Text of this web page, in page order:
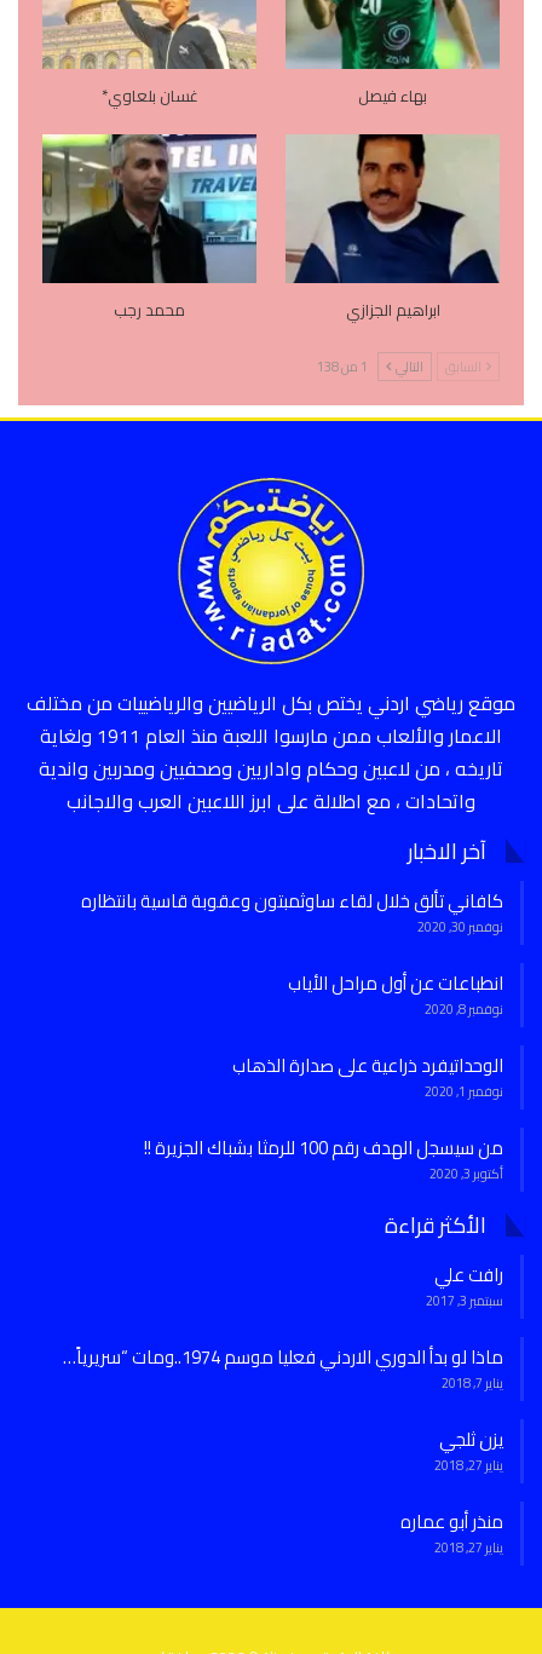
بهاء فيصل غسان بلعاوي*
ابراهيم الجزازي محمد رجب
السابق التالي 1 من 138
موقع رياضي اردني يختص بكل الرياضيين والرياضييات من مختلف
الاعمار والألعاب ممن مارسوا اللعبة منذ العام 1911 ولغاية
تاريخه ، من لاعبين وحكام واداريين وصحفيين ومدربين واندية
واتحادات ، مع اطلالة على ابرز اللاعبين العرب والاجانب
آخر الاخبار
كافاني تألق خلال لقاء ساوثمبتون وعقوبة قاسية بانتظاره
نوفمبر 30, 2020
انطباعات عن أول مراحل الأياب
نوفمبر 8, 2020
الوحداتيفرد ذراعية على صدارة الذهاب
نوفمبر 1, 2020
من سيسجل الهدف رقم 100 للرمثا بشباك الجزيرة !!
أكتوبر 3, 2020
الأكثر قراءة
رافت علي
سبتمبر 3, 2017
ماذا لو بدأ الدوري الاردني فعليا موسم 1974..ومات “سريرياً…
يناير 7, 2018
يزن ثلجي
يناير 27, 2018
منذر أبو عماره
يناير 27, 2018